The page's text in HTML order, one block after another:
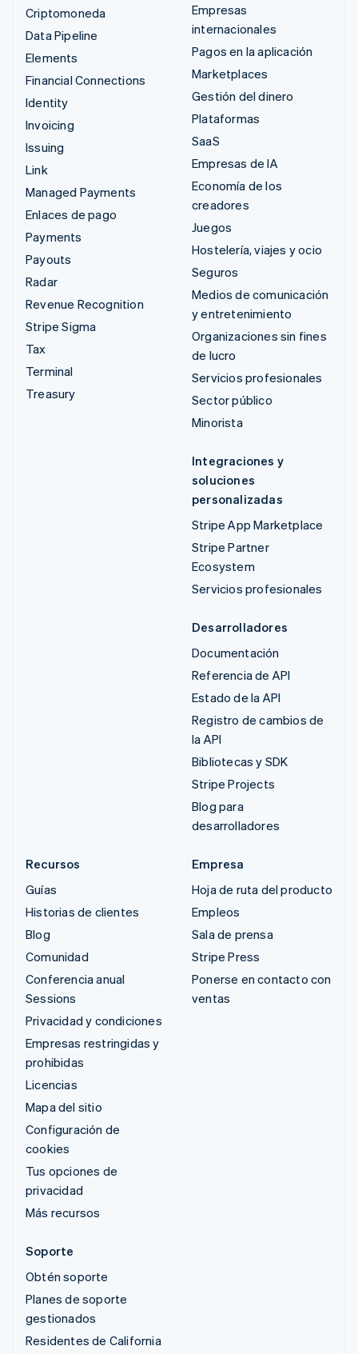
Criptomoneda
Data Pipeline
Elements
Financial Connections
Identity
Invoicing
Issuing
Link
Managed Payments
Enlaces de pago
Payments
Payouts
Radar
Revenue Recognition
Stripe Sigma
Tax
Terminal
Treasury
Empresas
internacionales
Pagos en la aplicación
Marketplaces
Gestión del dinero
Plataformas
SaaS
Empresas de IA
Economía de los
creadores
Juegos
Hostelería, viajes y ocio
Seguros
Medios de comunicación
y entretenimiento
Organizaciones sin fines
de lucro
Servicios profesionales
Sector público
Minorista
Integraciones y
soluciones
personalizadas
Stripe App Marketplace
Stripe Partner
Ecosystem
Servicios profesionales
Desarrolladores
Documentación
Referencia de API
Estado de la API
Registro de cambios de
la API
Bibliotecas y SDK
Stripe Projects
Blog para
desarrolladores
Recursos
Guías
Historias de clientes
Blog
Comunidad
Conferencia anual
Sessions
Privacidad y condiciones
Empresas restringidas y
prohibidas
Licencias
Mapa del sitio
Configuración de
cookies
Tus opciones de
privacidad
Más recursos
Empresa
Hoja de ruta del producto
Empleos
Sala de prensa
Stripe Press
Ponerse en contacto con
ventas
Soporte
Obtén soporte
Planes de soporte
gestionados
Residentes de California